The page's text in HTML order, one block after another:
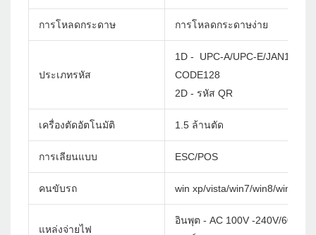
การโหลดกระดาษ การโหลดกระดาษง่าย
ประเภทรหัส
1D - UPC-A/UPC-E/
CODE128
2D - รหัส QR
เครื่องตัดอัตโนมัติ 1.5 ล้านตัด
การเลียนแบบ ESC/POS
คนขับรถ win xp/vista/win7/win8/win10/
แหล่งจ่ายไฟ
อินพุต - AC 100V -240V/60Hz